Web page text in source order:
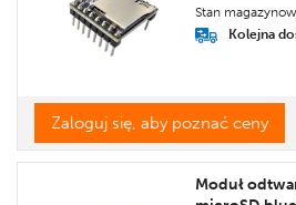
Kolejna
Stan
Zaloguj się, aby poznać ceny
Moduł